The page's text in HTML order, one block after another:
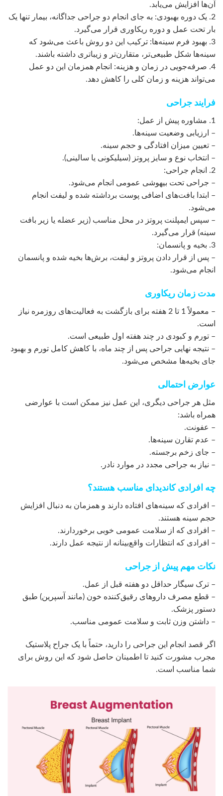
آن‌ها افزایش می‌یابد.
2. یک دوره بهبودی: به جای انجام دو جراحی جداگانه، بیمار تنها یک
بار تحت عمل و دوره ریکاوری قرار می‌گیرد.
3. بهبود فرم سینه‌ها: ترکیب این دو روش باعث می‌شود که
سینه‌ها شکل طبیعی‌تر، متقارن‌تر و زیباتری داشته باشند.
4. صرفه‌جویی در زمان و هزینه: انجام همزمان این دو عمل
می‌تواند هزینه و زمان کلی را کاهش دهد.
فرایند جراحی
1. مشاوره پیش از عمل:
– ارزیابی وضعیت سینه‌ها.
– تعیین میزان افتادگی و حجم سینه.
– انتخاب نوع و سایز پروتز (سیلیکونی یا سالینی).
2. انجام جراحی:
– جراحی تحت بیهوشی عمومی انجام می‌شود.
– ابتدا بافت‌های اضافی پوست برداشته شده و لیفت انجام
می‌شود.
– سپس ایمپلنت پروتز در محل مناسب (زیر عضله یا زیر بافت
سینه) قرار می‌گیرد.
3. بخیه و پانسمان:
– پس از قرار دادن پروتز و لیفت، برش‌ها بخیه شده و پانسمان
انجام می‌شود.
مدت زمان ریکاوری
– معمولاً 1 تا 2 هفته برای بازگشت به فعالیت‌های روزمره نیاز
است.
– تورم و کبودی در چند هفته اول طبیعی است.
– نتیجه نهایی جراحی پس از چند ماه، با کاهش کامل تورم و بهبود
جای بخیه‌ها مشخص می‌شود.
عوارض احتمالی
مثل هر جراحی دیگری، این عمل نیز ممکن است با عوارضی
همراه باشد:
– عفونت.
– عدم تقارن سینه‌ها.
– جای زخم برجسته.
– نیاز به جراحی مجدد در موارد نادر.
چه افرادی کاندیدای مناسب هستند؟
– افرادی که سینه‌های افتاده دارند و همزمان به دنبال افزایش
حجم سینه هستند.
– افرادی که از سلامت عمومی خوبی برخوردارند.
– افرادی که انتظارات واقع‌بینانه از نتیجه عمل دارند.
نکات مهم پیش از جراحی
– ترک سیگار حداقل دو هفته قبل از عمل.
– قطع مصرف داروهای رقیق‌کننده خون (مانند آسپرین) طبق
دستور پزشک.
– داشتن وزن ثابت و سلامت عمومی مناسب.
اگر قصد انجام این جراحی را دارید، حتماً با یک جراح پلاستیک
مجرب مشورت کنید تا اطمینان حاصل شود که این روش برای
شما مناسب است.